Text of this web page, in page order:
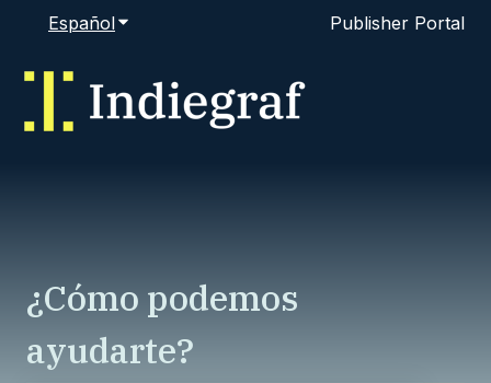
EspañolTraducciones de Mostrar submenú de
Publisher Portal
¿Cómo podemos
ayudarte?